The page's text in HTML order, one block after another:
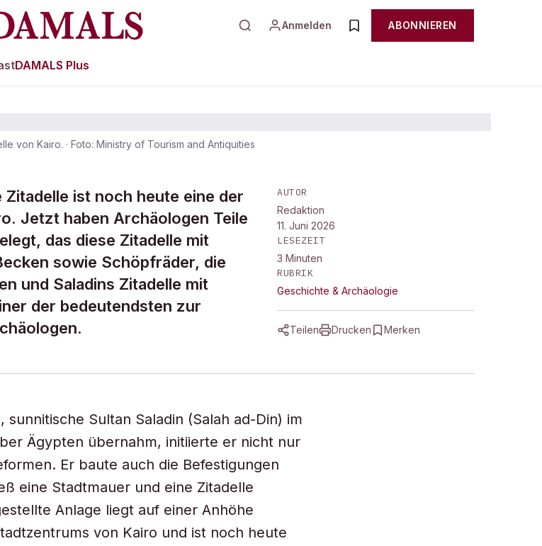
Anmelden ABONNIEREN
DAMALS Plus
Systeme
Zitadelle
von Kairo. · Foto: Ministry of Tourism and Antiquities
ist noch heute eine der
Jetzt haben Archäologen Teile
das diese Zitadelle mit
sowie Schöpfräder, die
und Saladins Zitadelle mit
der bedeutendsten zur
AUTOR
Redaktion
11. Juni 2026
LESEZEIT
3 Minuten
RUBRIK
Geschichte & Archäologie
Teilen Drucken Merken
Sultan Saladin (Salah ad-Din) im
Ägypten übernahm, initiierte er nicht nur
Er baute auch die Befestigungen
eine Stadtmauer und eine Zitadelle
Anlage liegt auf einer Anhöhe
von Kairo und ist noch heute